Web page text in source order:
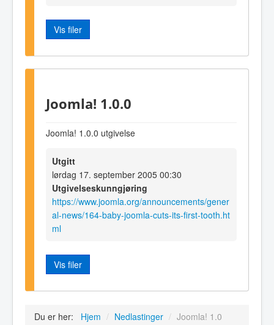
Vis filer
Joomla! 1.0.0
Joomla! 1.0.0 utgivelse
Utgitt
lørdag 17. september 2005 00:30
Utgivelseskunngjøring
https://www.joomla.org/announcements/gener
al-news/164-baby-joomla-cuts-its-first-tooth.ht
ml
Vis filer
Du er her: Hjem / Nedlastinger / Joomla! 1.0